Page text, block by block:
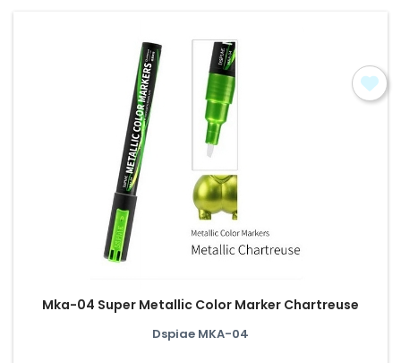
Mka-04 Super Metallic Color Marker Chartreuse
Dspiae MKA-04